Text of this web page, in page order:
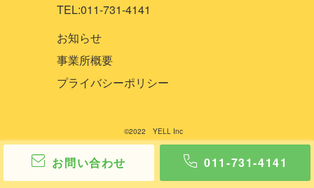
お問い合わせ 011-731-4141
TEL:011-731-4141
お知らせ
事業所概要
プライバシーポリシー
©2022 YELL Inc